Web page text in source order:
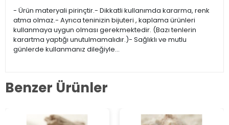
- Ürün materyali pirinçtir.- Dikkatli kullanımda kararma, renk
atma olmaz.- Ayrıca teninizin bijuteri , kaplama ürünleri
kullanmaya uygun olması gerekmektedir. (Bazı tenlerin
karartma yaptığı unutulmamalıdır.)- Sağlıklı ve mutlu
günlerde kullanmanız dileğiyle…
Benzer Ürünler